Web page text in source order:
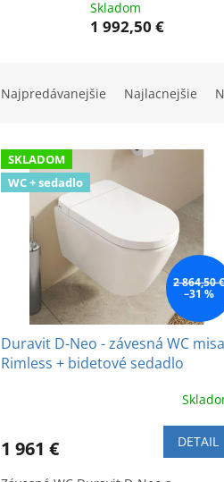
Skladom
1 992,50 €
n
Najpredávanejšie Najlacnejšie
V
p
SKLADOM
WC + sedadlo
2 864,50
–31 %
Duravit D-Neo - závesná WC misa
Rimless + bidetové sedadlo
1 961 € DETAIL